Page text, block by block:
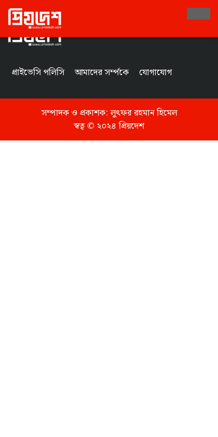
Tag
প্রাইভেসি পলিসি আমাদের সর্ম্পকে যোগাযোগ
সম্পাদক ও প্রকাশক: লুৎফর রহমান হিমেল
স্বত্ব © ২০২৪ প্রিয়দেশ